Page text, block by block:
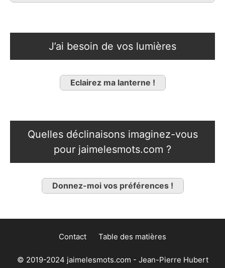
J’ai besoin de vos lumières
Eclairez ma lanterne !
Quelles déclinaisons imaginez-vous
pour jaimelesmots.com ?
Donnez-moi vos préférences !
Contact Table des matières
© 2019-2024 jaimelesmots.com - Jean-Pierre Hubert